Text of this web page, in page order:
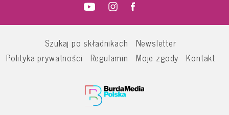
Szukaj po składnikach
Newsletter
Polityka prywatności
Regulamin Moje zgody Kontakt